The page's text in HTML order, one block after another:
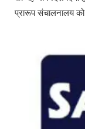
प्रारूप संचालनालय